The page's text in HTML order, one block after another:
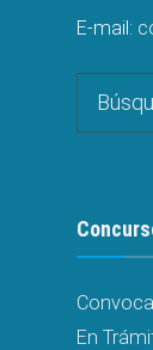
E-mail:
for:
En